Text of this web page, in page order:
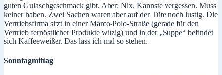
guten Gulaschgeschmack gibt. Aber: Nix. Kannste vergessen. Muss
keiner haben. Zwei Sachen waren aber auf der Tüte noch lustig. Die
Vertriebsfirma sitzt in einer Marco-Polo-Straße (gerade für den
Vertrieb fernöstlicher Produkte witzig) und in der „Suppe“ befindet
sich Kaffeeweißer. Das lass ich mal so stehen.
Sonntagmittag